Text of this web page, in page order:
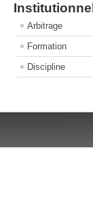
Institutionnel
Arbitrage
Formation
Discipline